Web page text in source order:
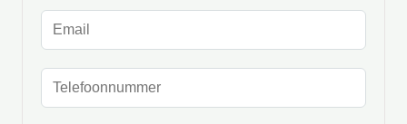
E-mailadres
Telefoonnummer